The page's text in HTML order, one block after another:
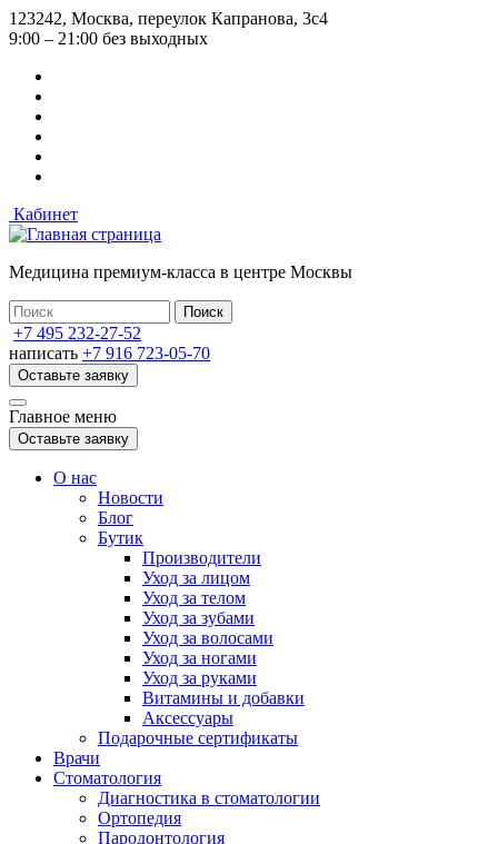
Перейти
к
содержанию
123242, Москва, переулок Капранова, 3с4
9:00 – 21:00 без выходных
Кабинет
Медицина премиум-класса в центре Москвы
+7 495 232-27-52
написать +7 916 723-05-70
Оставьте заявку
Главное меню
Оставьте заявку
О нас
Новости
Блог
Бутик
Производители
Уход за лицом
Уход за телом
Уход за зубами
Уход за волосами
Уход за ногами
Уход за руками
Витамины и добавки
Аксессуары
Подарочные сертификаты
Врачи
Стоматология
Диагностика в стоматологии
Ортопедия
Пародонтология